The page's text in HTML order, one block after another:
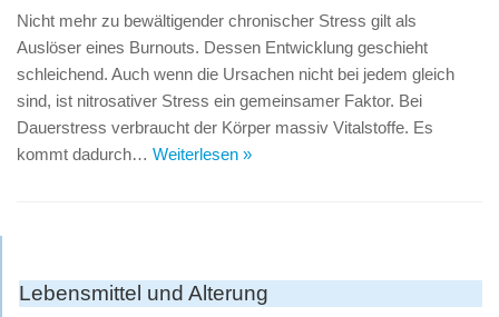
Nicht mehr zu bewältigender chronischer Stress gilt als
Auslöser eines Burnouts. Dessen Entwicklung geschieht
schleichend. Auch wenn die Ursachen nicht bei jedem gleich
sind, ist nitrosativer Stress ein gemeinsamer Faktor. Bei
Dauerstress verbraucht der Körper massiv Vitalstoffe. Es
kommt dadurch… Weiterlesen »
Lebensmittel und Alterung